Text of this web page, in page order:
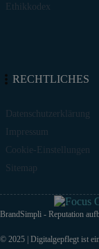
Ethikkodex
RECHTLICHES
Datenschutzerklärung
Impressum
Cookie-Einstellungen
Sitemap
BrandSimpli - Reputation
© 2025 | Digitalgepflegt ist